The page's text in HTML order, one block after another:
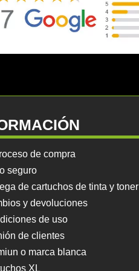
de compra
seguro
de cartuchos de tinta y toner
y devoluciones
de uso
de clientes
o marca blanca
XL